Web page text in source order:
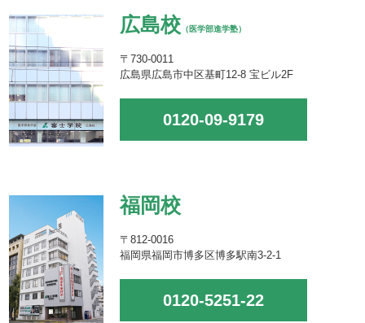
広島校 （医学部進学塾）
〒730-0011
広島県広島市中区基町12-8 宝ビル2F
0120-09-9179
福岡校
〒812-0016
福岡県福岡市博多区博多駅南3-2-1
0120-5251-22